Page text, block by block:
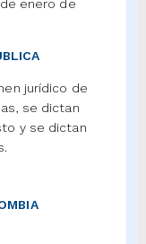
enero de
jurídico de
se dictan
y se dictan